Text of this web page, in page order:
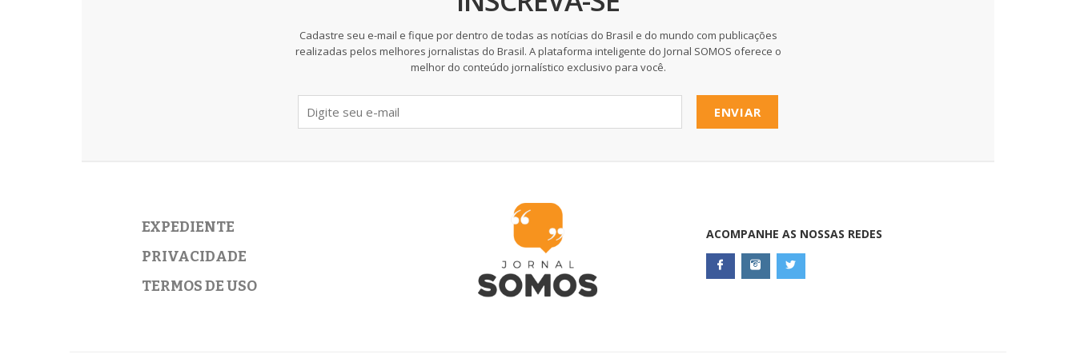
Cadastre seu e-mail e fique por dentro de todas as notícias do Brasil e do mundo com publicações
realizadas pelos melhores jornalistas do Brasil. A plataforma inteligente do Jornal SOMOS oferece o
melhor do conteúdo jornalístico exclusivo para você.
ENVIAR
EXPEDIENTE
PRIVACIDADE
TERMOS DE USO
ACOMPANHE AS NOSSAS REDES